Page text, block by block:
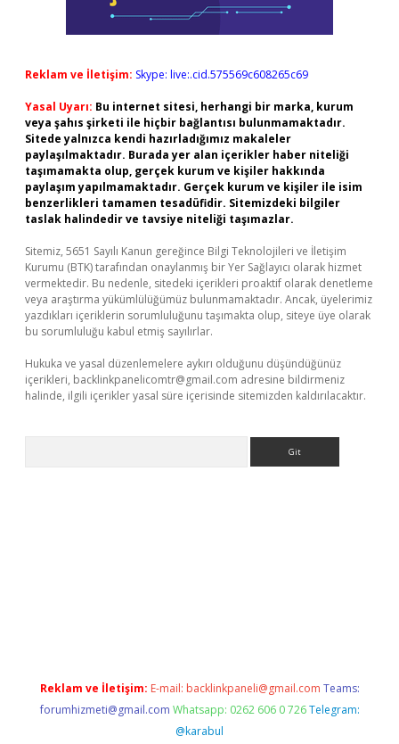
Reklam ve İletişim: Skype: live:.cid.575569c608265c69
Yasal Uyarı: Bu internet sitesi, herhangi bir marka, kurum
veya şahıs şirketi ile hiçbir bağlantısı bulunmamaktadır.
Sitede yalnızca kendi hazırladığımız makaleler
paylaşılmaktadır. Burada yer alan içerikler haber niteliği
taşımamakta olup, gerçek kurum ve kişiler hakkında
paylaşım yapılmamaktadır. Gerçek kurum ve kişiler ile isim
benzerlikleri tamamen tesadüfidir. Sitemizdeki bilgiler
taslak halindedir ve tavsiye niteliği taşımazlar.
Sitemiz, 5651 Sayılı Kanun gereğince Bilgi Teknolojileri ve İletişim
Kurumu (BTK) tarafından onaylanmış bir Yer Sağlayıcı olarak hizmet
vermektedir. Bu nedenle, sitedeki içerikleri proaktif olarak denetleme
veya araştırma yükümlülüğümüz bulunmamaktadır. Ancak, üyelerimiz
yazdıkları içeriklerin sorumluluğunu taşımakta olup, siteye üye olarak
bu sorumluluğu kabul etmiş sayılırlar.
Hukuka ve yasal düzenlemelere aykırı olduğunu düşündüğünüz
içerikleri, backlinkpanelicomtr@gmail.com adresine bildirmeniz
halinde, ilgili içerikler yasal süre içerisinde sitemizden kaldırılacaktır.
Reklam ve İletişim: E-mail: backlinkpaneli@gmail.com Teams:
forumhizmeti@gmail.com Whatsapp: 0262 606 0 726 Telegram:
@karabul